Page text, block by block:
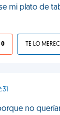
mi plato de
0 TE LO
no